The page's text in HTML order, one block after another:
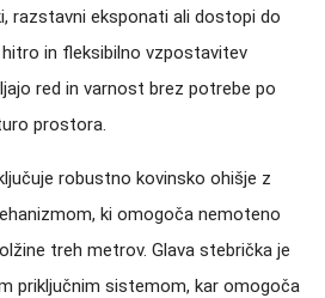
razstavni eksponati ali dostopi do
in fleksibilno vzpostavitev
red in varnost brez potrebe po
prostora.
robustno kovinsko ohišje z
ki omogoča nemoteno
treh metrov. Glava stebrička je
priključnim sistemom, kar omogoča